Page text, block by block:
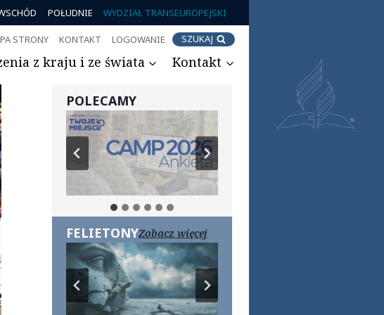
POŁUDNIE WYDZIAŁ TRANSEUROPEJSKI
STRONY KONTAKT LOGOWANIE SZUKAJ
z kraju i ze świata Kontakt
POLECAMY
FELIETONYZobacz więcej